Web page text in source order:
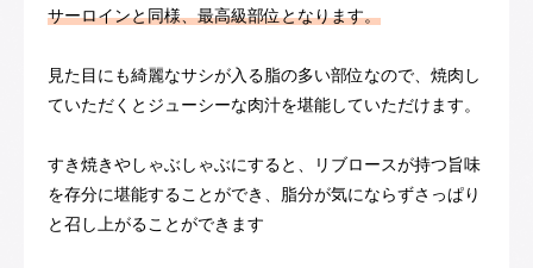
サーロインと同様、最高級部位となります。
見た目にも綺麗なサシが入る脂の多い部位なので、焼肉し
ていただくとジューシーな肉汁を堪能していただけます。
すき焼きやしゃぶしゃぶにすると、リブロースが持つ旨味
を存分に堪能することができ、脂分が気にならずさっぱり
と召し上がることができます